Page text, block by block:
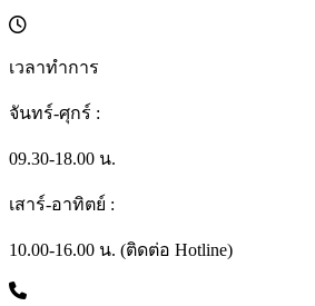
เวลาทำการ
จันทร์-ศุกร์ :
09.30-18.00 น.
เสาร์-อาทิตย์ :
10.00-16.00 น. (ติดต่อ Hotline)